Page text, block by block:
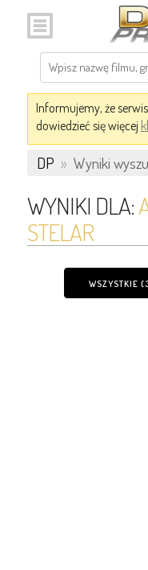
Informujemy, że
dowiedzieć się więcej
DP » Wyniki
WYNIKI DLA:
STELAR
WSZYSTKIE